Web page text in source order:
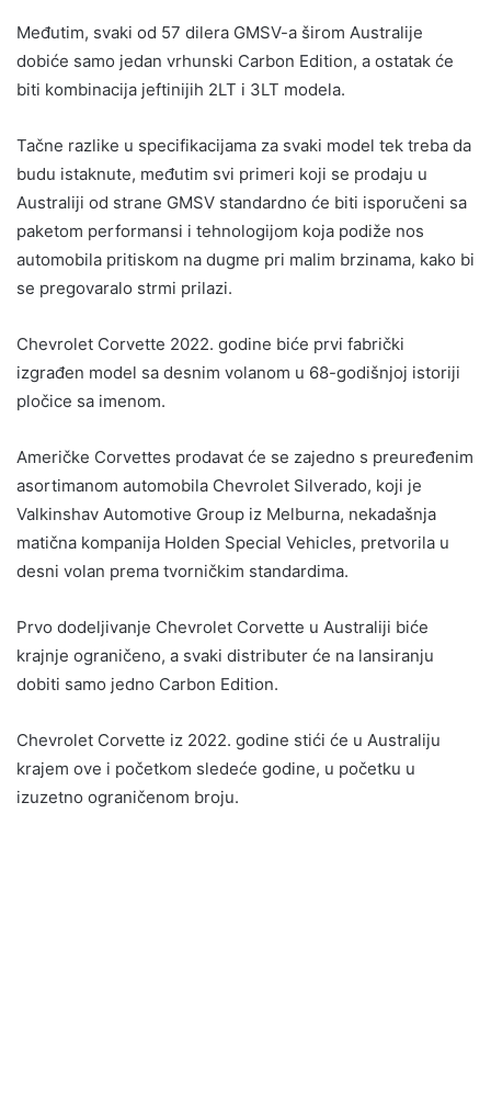
Međutim, svaki od 57 dilera GMSV-a širom Australije
dobiće samo jedan vrhunski Carbon Edition, a ostatak će
biti kombinacija jeftinijih 2LT i 3LT modela.
Tačne razlike u specifikacijama za svaki model tek treba da
budu istaknute, međutim svi primeri koji se prodaju u
Australiji od strane GMSV standardno će biti isporučeni sa
paketom performansi i tehnologijom koja podiže nos
automobila pritiskom na dugme pri malim brzinama, kako bi
se pregovaralo strmi prilazi.
Chevrolet Corvette 2022. godine biće prvi fabrički
izgrađen model sa desnim volanom u 68-godišnjoj istoriji
pločice sa imenom.
Američke Corvettes prodavat će se zajedno s preuređenim
asortimanom automobila Chevrolet Silverado, koji je
Valkinshav Automotive Group iz Melburna, nekadašnja
matična kompanija Holden Special Vehicles, pretvorila u
desni volan prema tvorničkim standardima.
Prvo dodeljivanje Chevrolet Corvette u Australiji biće
krajnje ograničeno, a svaki distributer će na lansiranju
dobiti samo jedno Carbon Edition.
Chevrolet Corvette iz 2022. godine stići će u Australiju
krajem ove i početkom sledeće godine, u početku u
izuzetno ograničenom broju.